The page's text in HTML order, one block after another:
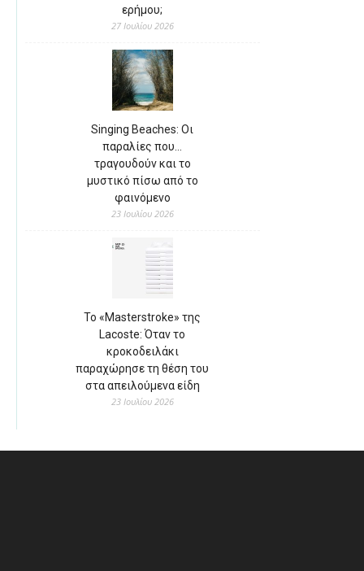
ερήμου;
27 Ιουλίου 2026
Singing Beaches: Οι
παραλίες που…
τραγουδούν και το
μυστικό πίσω από το
φαινόμενο
23 Ιουλίου 2026
Το «Masterstroke» της
Lacoste: Όταν το
κροκοδειλάκι
παραχώρησε τη θέση του
στα απειλούμενα είδη
23 Ιουλίου 2026